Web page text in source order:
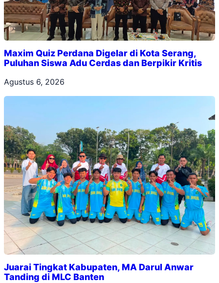
Maxim Quiz Perdana Digelar di Kota Serang,
Puluhan Siswa Adu Cerdas dan Berpikir Kritis
Agustus 6, 2026
Juarai Tingkat Kabupaten, MA Darul Anwar
Tanding di MLC Banten